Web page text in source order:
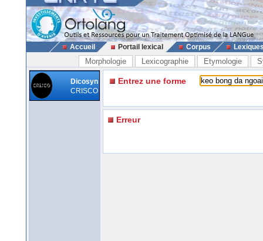
Accueil Portail lexical Corpus
Morphologie Lexicographie Etymologie
Dicosyn
CRISCO
Entrez une forme
Erreur